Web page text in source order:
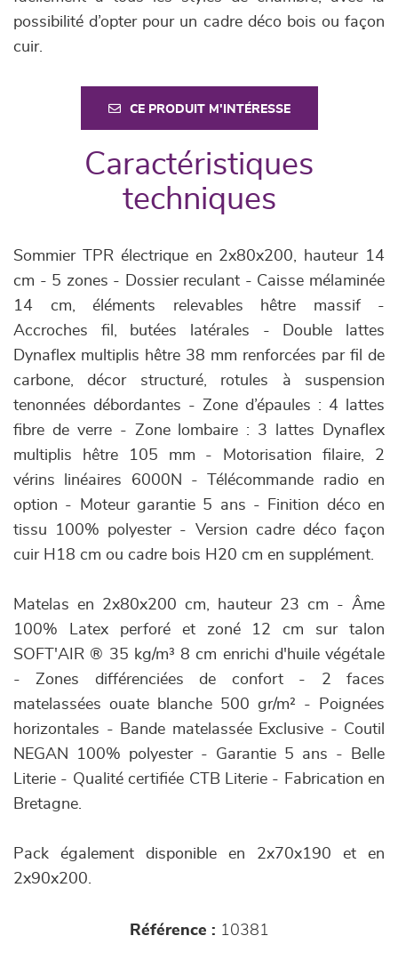
possibilité d’opter pour un cadre déco bois ou façon
cuir.
CE PRODUIT M'INTÉRESSE
Caractéristiques
techniques
Sommier TPR électrique en 2x80x200, hauteur 14
cm - 5 zones - Dossier reculant - Caisse mélaminée
14 cm, éléments relevables hêtre massif -
Accroches fil, butées latérales - Double lattes
Dynaflex multiplis hêtre 38 mm renforcées par fil de
carbone, décor structuré, rotules à suspension
tenonnées débordantes - Zone d’épaules : 4 lattes
fibre de verre - Zone lombaire : 3 lattes Dynaflex
multiplis hêtre 105 mm - Motorisation filaire, 2
vérins linéaires 6000N - Télécommande radio en
option - Moteur garantie 5 ans - Finition déco en
tissu 100% polyester - Version cadre déco façon
cuir H18 cm ou cadre bois H20 cm en supplément.
Matelas en 2x80x200 cm, hauteur 23 cm - Âme
100% Latex perforé et zoné 12 cm sur talon
SOFT'AIR ® 35 kg/m³ 8 cm enrichi d'huile végétale
- Zones différenciées de confort - 2 faces
matelassées ouate blanche 500 gr/m² - Poignées
horizontales - Bande matelassée Exclusive - Coutil
NEGAN 100% polyester - Garantie 5 ans - Belle
Literie - Qualité certifiée CTB Literie - Fabrication en
Bretagne.
Pack également disponible en 2x70x190 et en
2x90x200.
Référence : 10381